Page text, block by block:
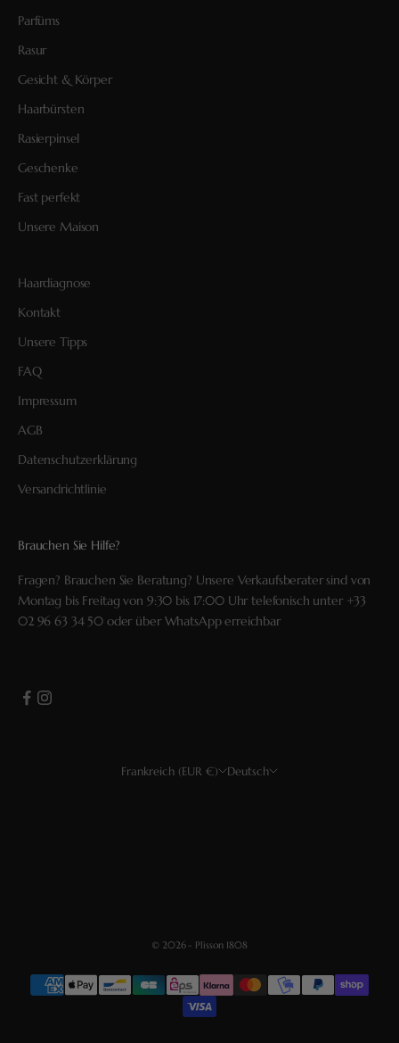
Parfüms
Rasur
Gesicht & Körper
Haarbürsten
Rasierpinsel
Geschenke
Fast perfekt
Unsere Maison
Haardiagnose
Kontakt
Unsere Tipps
FAQ
Impressum
AGB
Datenschutzerklärung
Versandrichtlinie
Brauchen Sie Hilfe?
Fragen? Brauchen Sie Beratung? Unsere Verkaufsberater sind von
Montag bis Freitag von 9:30 bis 17:00 Uhr telefonisch unter +33
02 96 63 34 50 oder überWhatsApperreichbar
Frankreich (EUR €) Deutsch
© 2026 - Plisson 1808